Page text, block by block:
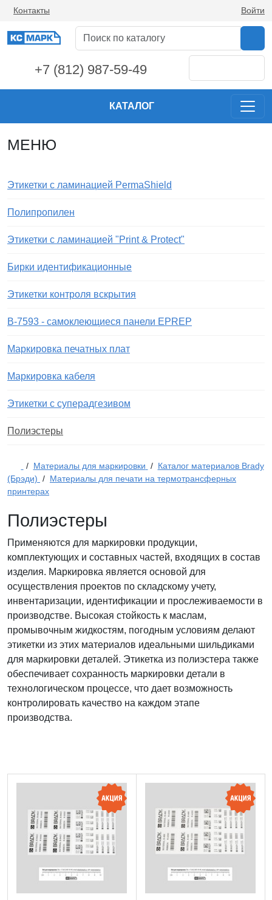
Контакты Войти
+7 (812) 987-59-49
КАТАЛОГ
МЕНЮ
Этикетки с ламинацией PermaShield
Полипропилен
Этикетки с ламинацией "Print & Protect"
Бирки идентификационные
Этикетки контроля вскрытия
B-7593 - самоклеющиеся панели EPREP
Маркировка печатных плат
Маркировка кабеля
Этикетки с суперадгезивом
Полиэстеры
/ Материалы для маркировки / Каталог материалов Brady
(Брэди) / Материалы для печати на термотрансферных
принтерах
Полиэстеры
Применяются для маркировки продукции,
комплектующих и составных частей, входящих в состав
изделия. Маркировка является основой для
осуществления проектов по складскому учету,
инвентаризации, идентификации и прослеживаемости в
производстве. Высокая стойкость к маслам,
промывочным жидкостям, погодным условиям делают
этикетки из этих материалов идеальными шильдиками
для маркировки деталей. Этикетка из полиэстера также
обеспечивает сохранность маркировки детали в
технологическом процессе, что дает возможность
контролировать качество на каждом этапе
производства.